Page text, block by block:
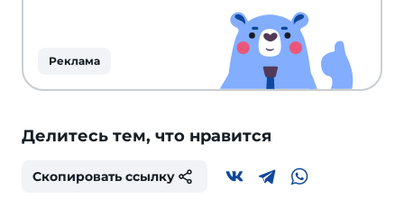
Реклама
Делитесь тем, что нравится
Скопировать ссылку